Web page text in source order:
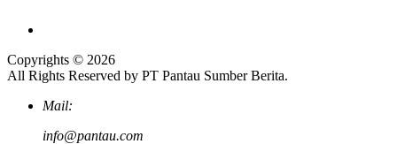
Copyrights © 2026
All Rights Reserved by PT Pantau Sumber Berita.
Mail:
info@pantau.com